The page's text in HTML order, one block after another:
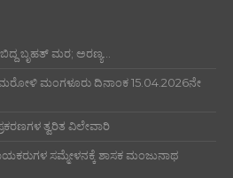
ಬೃಹತ್ ಮರ; ಅರಣ್ಯ...
ಮಂಗಳೂರು ದಿನಾಂಕ 15.04.2026ನೇ
ತ್ವರಿತ ವಿಲೇವಾರಿ
ಸಮ್ಮೇಳನಕ್ಕೆ ಶಾಸಕ ಮಂಜುನಾಥ